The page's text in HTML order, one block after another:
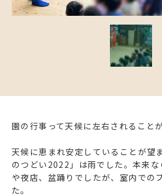
園の行事って天候に左右されること
天候に恵まれ安定していることが望
のつどい2022」は雨でした。本来
や夜店、盆踊りでしたが、室内での
た。